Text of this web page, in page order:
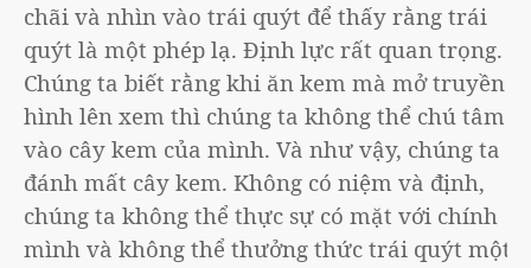
chãi và nhìn vào trái quýt để thấy rằng trái
quýt là một phép lạ. Định lực rất quan trọng.
Chúng ta biết rằng khi ăn kem mà mở truyền
hình lên xem thì chúng ta không thể chú tâm
vào cây kem của mình. Và như vậy, chúng ta sẽ
đánh mất cây kem. Không có niệm và định,
chúng ta không thể thực sự có mặt với chính
mình và không thể thưởng thức trái quýt một